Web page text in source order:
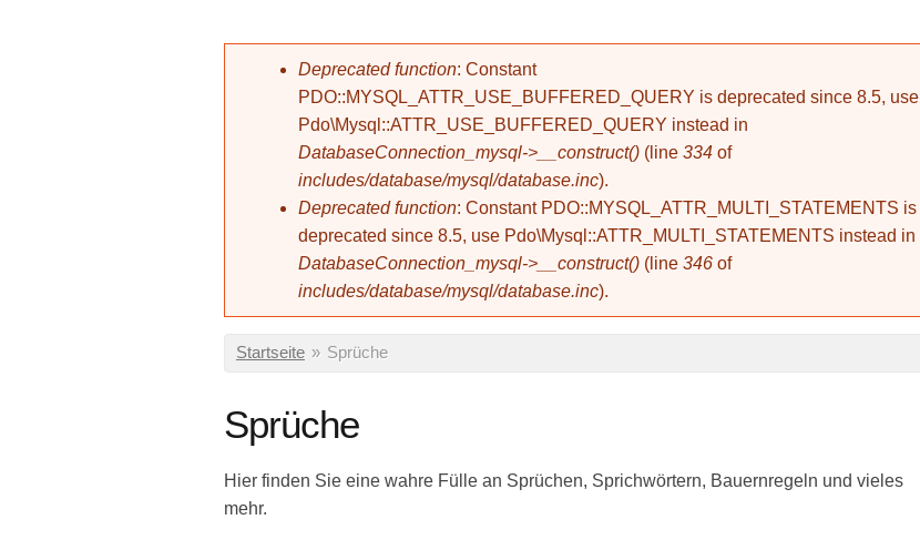
Fehlermeldung
Deprecated function: Constant
PDO::MYSQL_ATTR_USE_BUFFERED_QUERY is deprecated since 8.5, use
Pdo\Mysql::ATTR_USE_BUFFERED_QUERY instead in
DatabaseConnection_mysql->__construct() (line 334 of
includes/database/mysql/database.inc).
Deprecated function: Constant PDO::MYSQL_ATTR_MULTI_STATEMENTS is
deprecated since 8.5, use Pdo\Mysql::ATTR_MULTI_STATEMENTS instead in
DatabaseConnection_mysql->__construct() (line 346 of
includes/database/mysql/database.inc).
Sie sind hier
Startseite » Sprüche
Sprüche
Hier finden Sie eine wahre Fülle an Sprüchen, Sprichwörtern, Bauernregeln und vieles
mehr.